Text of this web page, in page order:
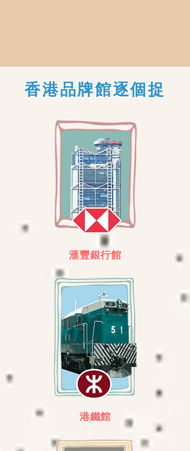
​香港品牌館逐個捉
滙豐銀行館
港鐵館